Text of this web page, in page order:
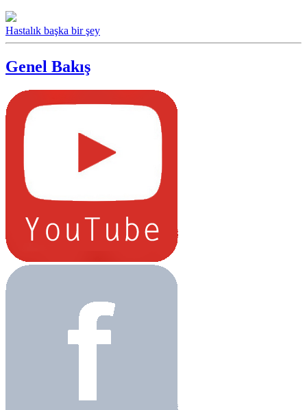
Hastalık başka bir şey
Genel Bakış